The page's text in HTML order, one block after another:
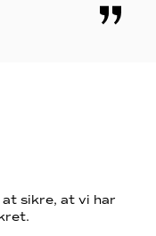
sikre, at vi har